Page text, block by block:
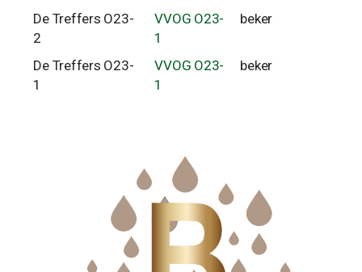
De Treffers O23-
2
VVOG O23-
1
beker
De Treffers O23-
1
VVOG O23-
1
beker